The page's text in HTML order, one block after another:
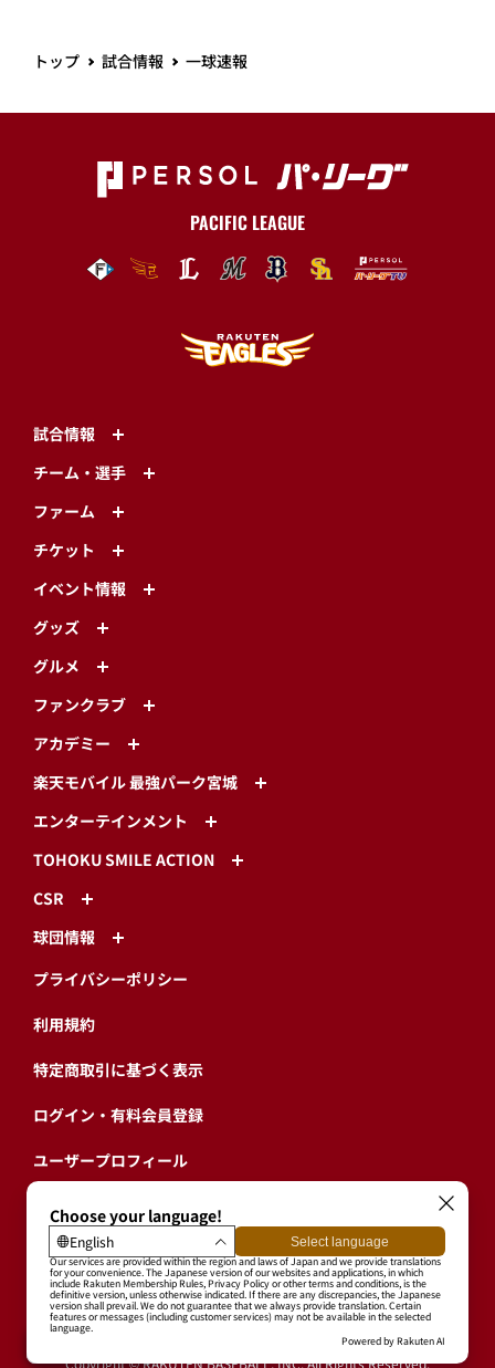
トップ 試合情報 一球速報
PACIFIC LEAGUE
試合情報
チーム・選手
ファーム
チケット
イベント情報
グッズ
グルメ
ファンクラブ
アカデミー
楽天モバイル 最強パーク宮城
エンターテインメント
TOHOKU SMILE ACTION
CSR
球団情報
プライバシーポリシー
利用規約
特定商取引に基づく表示
ログイン・有料会員登録
ユーザープロフィール
会員情報引継ぎ
退会
東北楽天ゴールデンイーグルス公式サイト
Copyright © RAKUTEN BASEBALL, INC. All Rights Reserved.